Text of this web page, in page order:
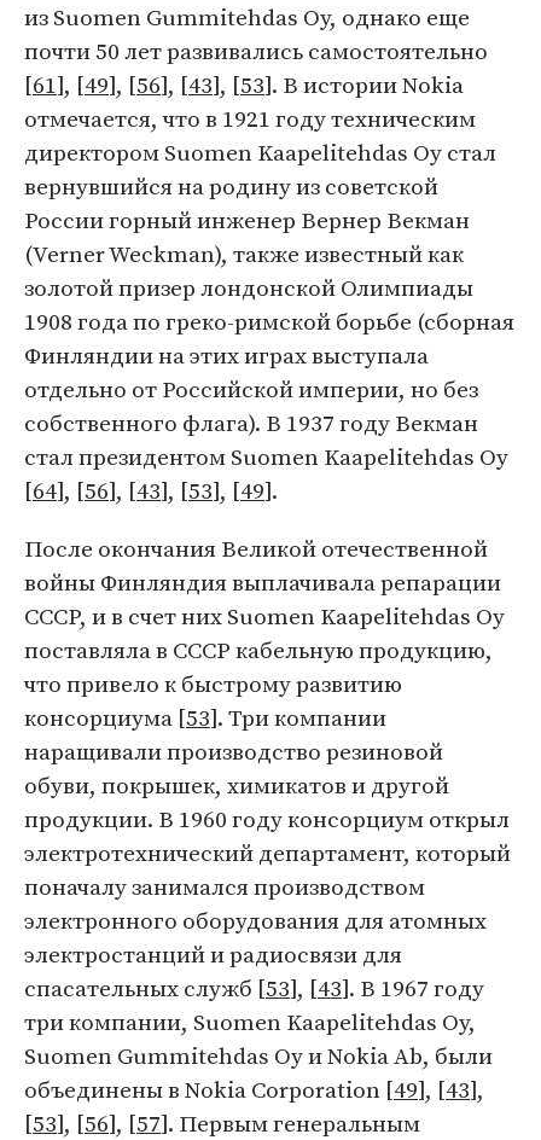
из Suomen Gummitehdas Oy, однако еще
почти 50 лет развивались самостоятельно
[61], [49], [56], [43], [53]. В истории Nokia
отмечается, что в 1921 году техническим
директором Suomen Kaapelitehdas Oy стал
вернувшийся на родину из советской
России горный инженер Вернер Векман
(Verner Weckman), также известный как
золотой призер лондонской Олимпиады
1908 года по греко-римской борьбе (сборная
Финляндии на этих играх выступала
отдельно от Российской империи, но без
собственного флага). В 1937 году Векман
стал президентом Suomen Kaapelitehdas Oy
[64], [56], [43], [53], [49].
После окончания Великой отечественной
войны Финляндия выплачивала репарации
СССР, и в счет них Suomen Kaapelitehdas Oy
поставляла в СССР кабельную продукцию,
что привело к быстрому развитию
консорциума [53]. Три компании
наращивали производство резиновой
обуви, покрышек, химикатов и другой
продукции. В 1960 году консорциум открыл
электротехнический департамент, который
поначалу занимался производством
электронного оборудования для атомных
электростанций и радиосвязи для
спасательных служб [53], [43]. В 1967 году
три компании, Suomen Kaapelitehdas Oy,
Suomen Gummitehdas Oy и Nokia Ab, были
объединены в Nokia Corporation [49], [43],
[53], [56], [57]. Первым генеральным